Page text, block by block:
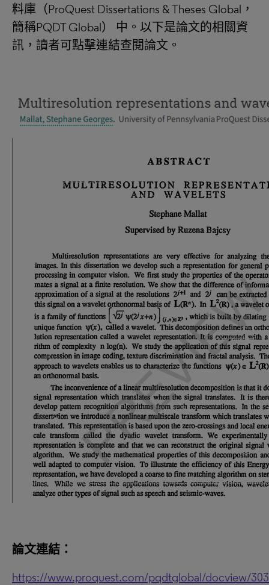
料庫（ProQuest Dissertations & Theses Global，
簡稱PQDT Global） 中。以下是論文的相關資
訊，讀者可點擊連結查閱論文。
論文連結：
https://www.proquest.com/pqdtglobal/docview/